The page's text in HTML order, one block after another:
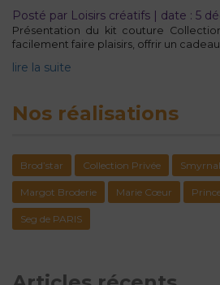
Posté par Loisirs créatifs | date : 5
Présentation du kit couture
facilement faire plaisirs, offrir un cadeau
lire la suite
Nos réalisations
Brod’star Collection Privée
Margot Broderie Marie Cœur
Seg de PARIS